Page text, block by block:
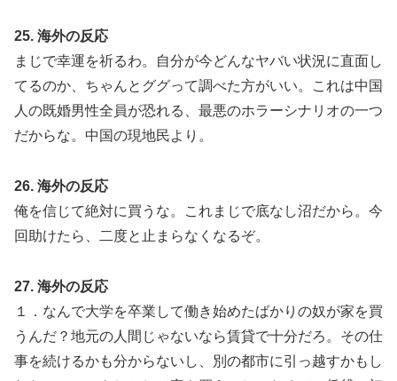
25. 海外の反応
まじで幸運を祈るわ。自分が今どんなヤバい状況に直面し
てるのか、ちゃんとググって調べた方がいい。これは中国
人の既婚男性全員が恐れる、最悪のホラーシナリオの一つ
だからな。中国の現地民より。
26. 海外の反応
俺を信じて絶対に買うな。これまじで底なし沼だから。今
回助けたら、二度と止まらなくなるぞ。
27. 海外の反応
１．なんで大学を卒業して働き始めたばかりの奴が家を買
うんだ？地元の人間じゃないなら賃貸で十分だろ。その仕
事を続けるかも分からないし、別の都市に引っ越すかもし